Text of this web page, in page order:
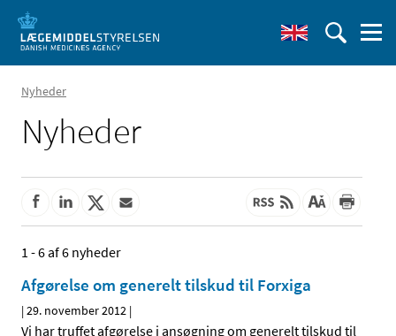
Nyheder
Nyheder
1 - 6 af 6 nyheder
Afgørelse om generelt tilskud til Forxiga
|29. november 2012 |
Vi har truffet afgørelse i ansøgning om generelt tilskud til